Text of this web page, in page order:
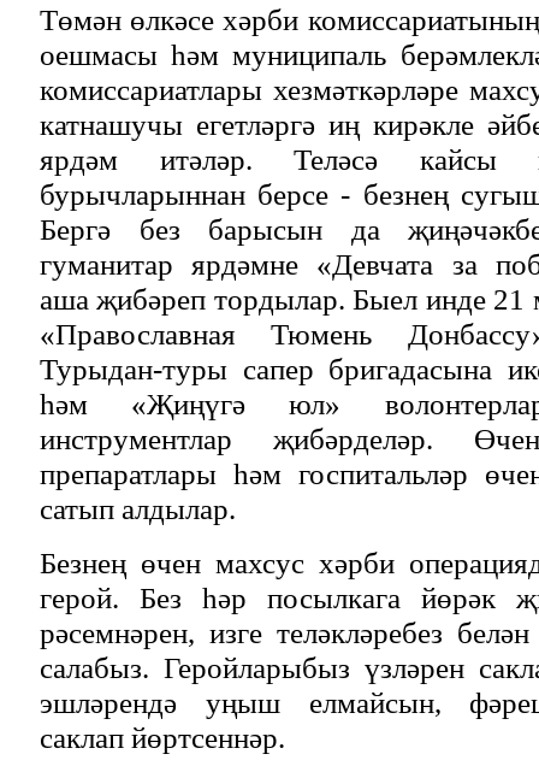
Төмән өлкәсе хәрби
оешмасы һәм муниципаль
комиссариатлары хезмәткәрләре
катнашучы егетләргә иң кирәкле
ярдәм итәләр. Теләсә
бурычларыннан берсе - безнең
Бергә без барысын да
гуманитар ярдәмне «Девчата за
аша җибәреп тордылар. Быел инде 21
«Православная Тюмень
Турыдан-туры сапер бригадасына
һәм «Җиңүгә юл»
инструментлар җибәрделәр.
препаратлары һәм госпитальләр
сатып алдылар.
Безнең өчен махсус хәрби
герой. Без һәр посылкага йөрәк
рәсемнәрен, изге теләкләребез
салабыз. Геройларыбыз үзләрен
эшләрендә уңыш елмайсын,
саклап йөртсеннәр.